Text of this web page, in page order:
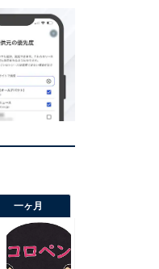
一ヶ月